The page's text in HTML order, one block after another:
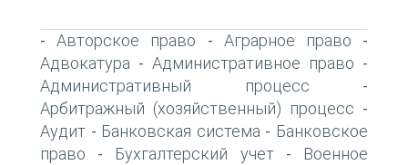
-Авторское право - Аграрное право -
Адвокатура - Административное право -
Административный процесс -
Арбитражный (хозяйственный) процесс -
Аудит - Банковская система - Банковское
право - Бухгалтерский учет-
Военное